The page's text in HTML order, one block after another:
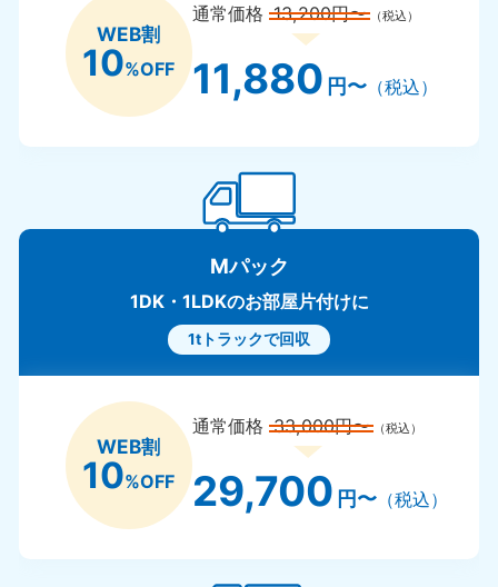
WEB割
10%OFF
通常価格13,200円〜 （税込）
11,880 円〜（税込）
Mパック
1DK・1LDKのお部屋片付けに
1tトラックで回収
WEB割
10%OFF
通常価格33,000円〜 （税込）
29,700 円〜（税込）